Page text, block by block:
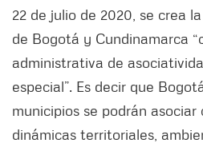
22 de julio de 2020, se crea
de Bogotá y Cundinamarca
administrativa de
especial”. Es decir que
municipios se podrán
dinámicas territoriales,